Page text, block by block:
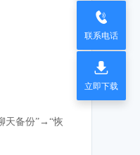
天备份”→“恢

联系电话

立即下载